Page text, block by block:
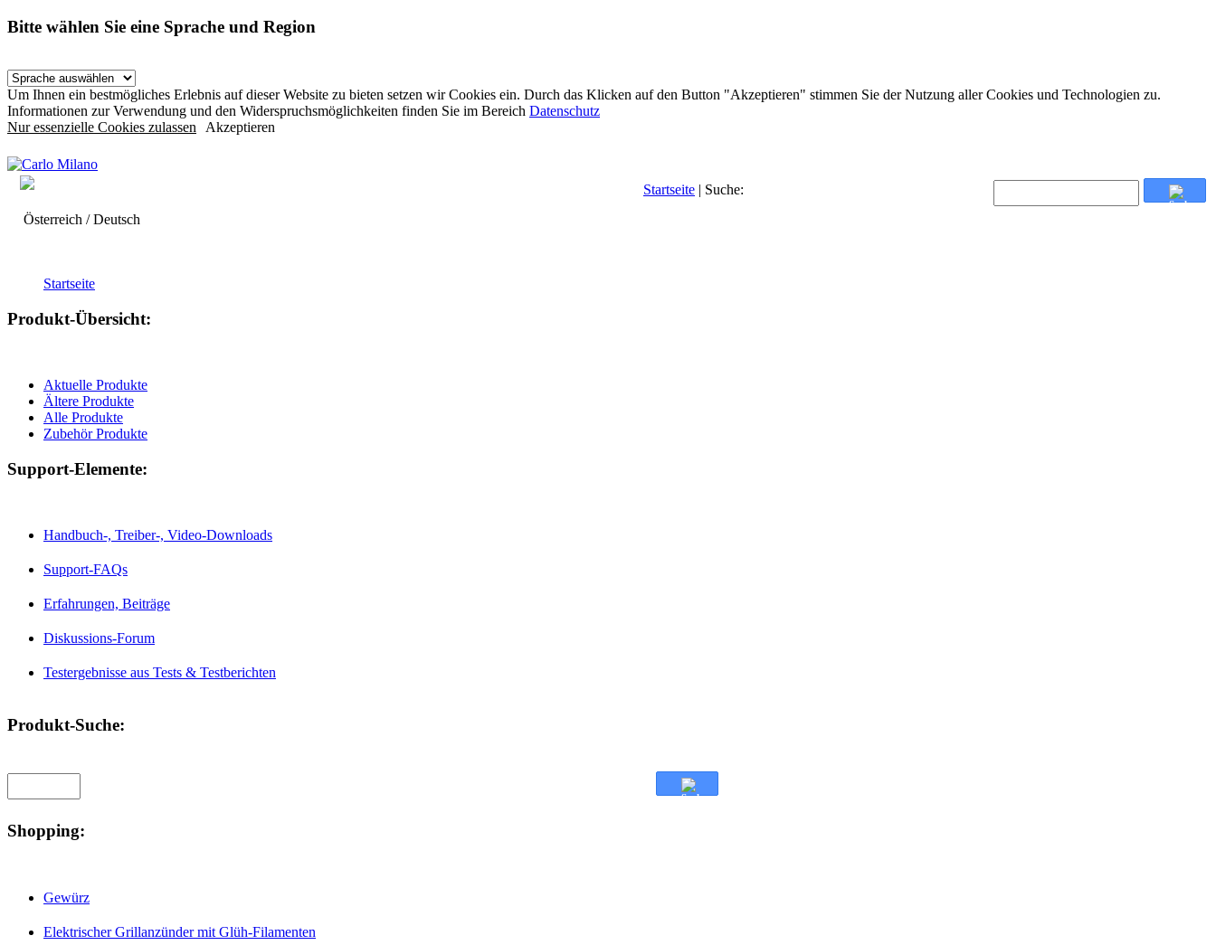
Bitte wählen Sie eine Sprache und Region
Um Ihnen ein bestmögliches Erlebnis auf dieser Website zu bieten setzen wir Cookies ein. Durch das Klicken auf den Button "Akzeptieren" stimmen Sie der Nutzung aller Cookies und Technologien zu.
Informationen zur Verwendung und den Widerspruchsmöglichkeiten finden Sie im Bereich Datenschutz
Nur essenzielle Cookies zulassen Akzeptieren
Österreich / Deutsch
Startseite | Suche:
Startseite
Produkt-Übersicht:
Aktuelle Produkte
Ältere Produkte
Alle Produkte
Zubehör Produkte
Support-Elemente:
Handbuch-, Treiber-, Video-Downloads
Support-FAQs
Erfahrungen, Beiträge
Diskussions-Forum
Testergebnisse aus Tests & Testberichten
Produkt-Suche:
Shopping:
Gewürz
Elektrischer Grillanzünder mit Glüh-Filamenten